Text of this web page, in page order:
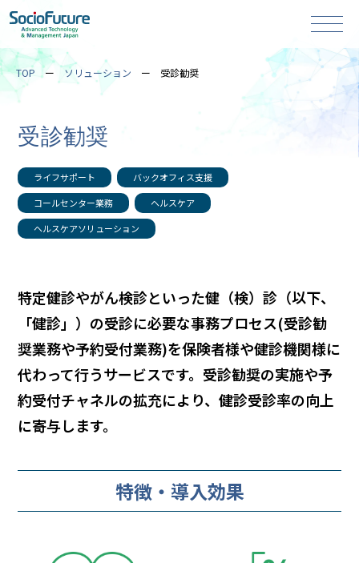
TOP ソリューション 受診勧奨
受診勧奨
ライフサポート
バックオフィス支援
コールセンター業務
ヘルスケア
ヘルスケアソリューション
特定健診やがん検診といった健（検）診（以下、
「健診」）の受診に必要な事務プロセス(受診勧
奨業務や予約受付業務)を保険者様や健診機関様に
代わって行うサービスです。受診勧奨の実施や予
約受付チャネルの拡充により、健診受診率の向上
に寄与します。
特徴・導入効果